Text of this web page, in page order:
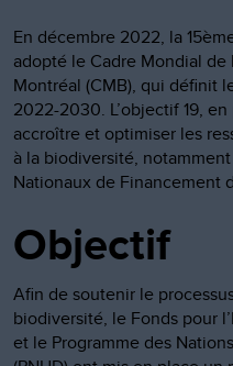
En décembre 2022, la
adopté le Cadre Mondial
Montréal (CMB), qui définit
2022-2030. L’objectif 19,
accroître et optimiser les
à la biodiversité,
Nationaux de Financement
Objectif
Afin de soutenir le
biodiversité, le Fonds pour
et le Programme des